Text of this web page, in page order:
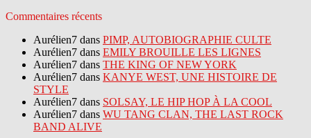
Commentaires récents
Aurélien7 dans PIMP, AUTOBIOGRAPHIE CULTE
Aurélien7 dans EMILY BROUILLE LES LIGNES
Aurélien7 dans THE KING OF NEW YORK
Aurélien7 dans KANYE WEST, UNE HISTOIRE DE
STYLE
Aurélien7 dans SOLSAY, LE HIP HOP À LA COOL
Aurélien7 dans WU TANG CLAN, THE LAST ROCK
BAND ALIVE